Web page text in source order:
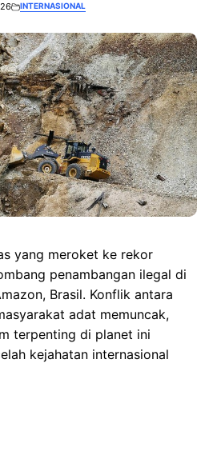
INTERNASIONAL
yang meroket ke rekor
penambangan ilegal di
Brasil. Konflik antara
adat memuncak,
terpenting di planet ini
kejahatan internasional